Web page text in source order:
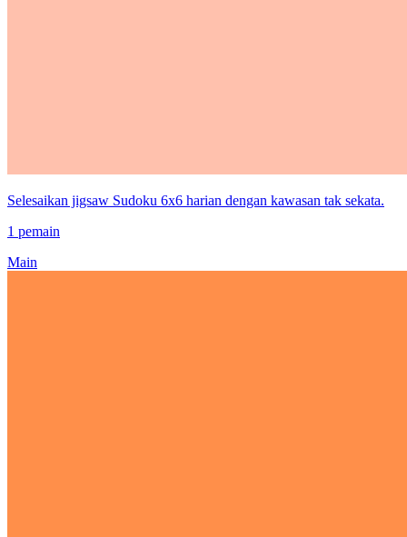
Selesaikan jigsaw Sudoku 6x6 harian dengan kawasan tak sekata.
1 pemain
Main